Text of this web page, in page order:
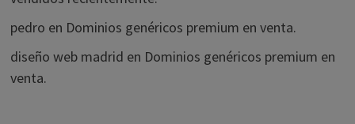
pedro en Dominios genéricos premium en venta.
diseño web madrid en Dominios genéricos premium en
venta.